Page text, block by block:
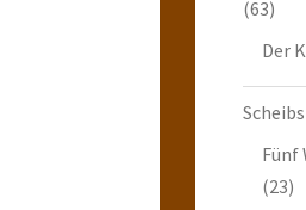
(63)
Der
Fünf
(23)